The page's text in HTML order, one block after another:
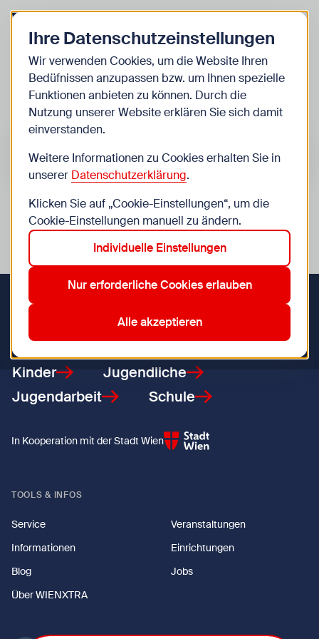
Zurück zur Startseite Zum
Kinder
Veranstaltungen
Suche im Bereich “Kinder”
Suchen
Veranstaltungen in Wien im Bereich “Kinder”
Aktive Filter: 15. Rudolfsheim-Fünfhaus
Zurücksetzen
Zurück zur Startseite
Kinder
Jugendliche
Jugendarbeit
Schule
In Kooperation mit der Stadt Wien
TOOLS & INFOS
Service
Veranstaltungen
Informationen
Einrichtungen
Blog
Jobs
Über WIENXTRA
Ihre Datenschutzeinstellungen
Wir verwenden Cookies, um die Website Ihren
Bedüfnissen anzupassen bzw. um Ihnen spezielle
Funktionen anbieten zu können. Durch die
Nutzung unserer Website erklären Sie sich damit
einverstanden.
Weitere Informationen zu Cookies erhalten Sie in
unserer Datenschutzerklärung.
Klicken Sie auf „Cookie-Einstellungen“, um die
Cookie-Einstellungen manuell zu ändern.
Individuelle Einstellungen
Nur erforderliche Cookies erlauben
Alle akzeptieren